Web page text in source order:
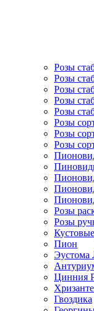
Розы
Розы
Розы
Розы
Розы
Розы
Розы
Розы
Розы
Розы
Пион
Эустома
Цинния
Гвоздика